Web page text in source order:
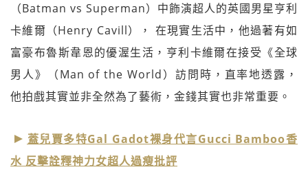
（Batman vs Superman）中飾演超人的英國男星亨利
卡維爾（Henry Cavill）， 在現實生活中，他過著有如
富豪布魯斯韋恩的優渥生活，亨利卡維爾在接受《全球
男人》（Man of the World）訪問時，直率地透露，
他拍戲其實並非全然為了藝術，金錢其實也非常重要。
蓋兒賈多特Gal Gadot裸身代言Gucci Bamboo香
水 反擊詮釋神力女超人過瘦批評